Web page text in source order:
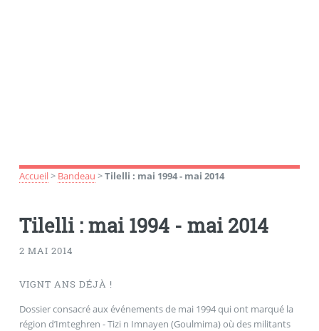
Accueil> Bandeau >Tilelli : mai 1994 - mai 2014
Tilelli : mai 1994 - mai 2014
2 MAI 2014
VIGNT ANS DÉJÀ !
Dossier consacré aux événements de mai 1994 qui ont marqué la
région d’Imteghren - Tizi n Imnayen (Goulmima) où des militants